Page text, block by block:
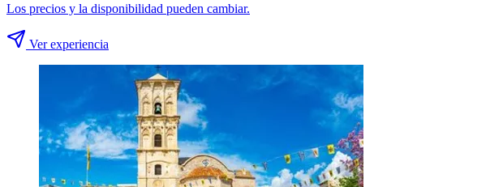
Los precios y la disponibilidad pueden cambiar.
Ver experiencia